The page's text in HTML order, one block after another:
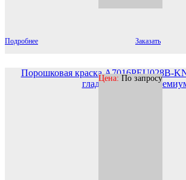
Подробнее Заказать
Порошковая краска A7016PEU028B-
гладкая матовая
Цена: По запросу